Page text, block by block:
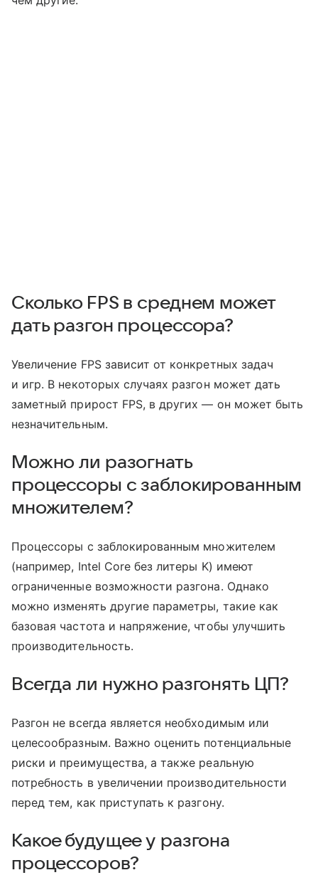
Сколько FPS в среднем может
дать разгон процессора?
Увеличение FPS зависит от конкретных задач
и игр. В некоторых случаях разгон может дать
заметный прирост FPS, в других — он может быть
незначительным.
Можно ли разогнать
процессоры с заблокированным
множителем?
Процессоры с заблокированным множителем
(например, Intel Core без литеры K) имеют
ограниченные возможности разгона. Однако
можно изменять другие параметры, такие как
базовая частота и напряжение, чтобы улучшить
производительность.
Всегда ли нужно разгонять ЦП?
Разгон не всегда является необходимым или
целесообразным. Важно оценить потенциальные
риски и преимущества, а также реальную
потребность в увеличении производительности
перед тем, как приступать к разгону.
Какое будущее у разгона
процессоров?